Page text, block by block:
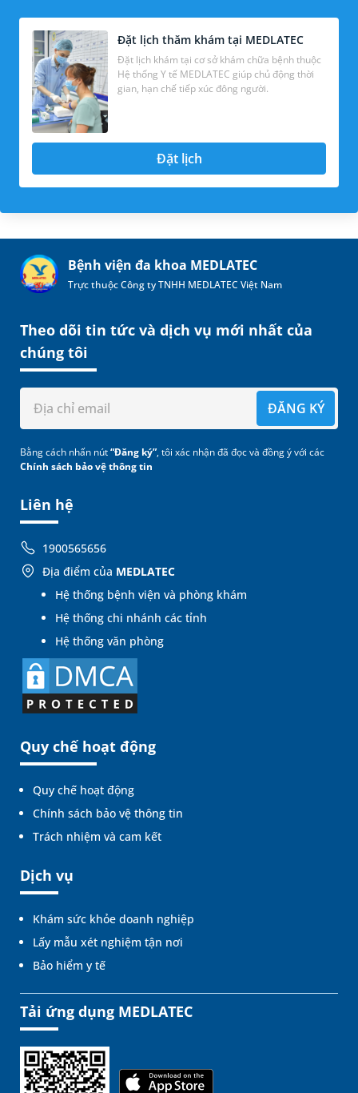
Đặt lịch thăm khám tại MEDLATEC
Đặt lịch khám tại cơ sở khám chữa bệnh thuộc
Hệ thống Y tế MEDLATEC giúp chủ động thời
gian, hạn chế tiếp xúc đông người.
Đặt lịch
Bệnh viện đa khoa MEDLATEC
Trực thuộc Công ty TNHH MEDLATEC Việt Nam
Liên hệ
1900565656
Địa điểm của MEDLATEC
Hệ thống bệnh viện và phòng khám
Hệ thống chi nhánh các tỉnh
Hệ thống văn phòng
Quy chế hoạt động
Quy chế hoạt động
Chính sách bảo vệ thông tin
Trách nhiệm và cam kết
Dịch vụ
Khám sức khỏe doanh nghiệp
Lấy mẫu xét nghiệm tận nơi
Bảo hiểm y tế
Theo dõi tin tức và dịch vụ mới nhất của
chúng tôi
ĐĂNG KÝ
Bằng cách nhấn nút“Đăng ký”, tôi xác nhận đã đọc và đồng ý với các
Chính sách bảo vệ thông tin
Tải ứng dụng MEDLATEC